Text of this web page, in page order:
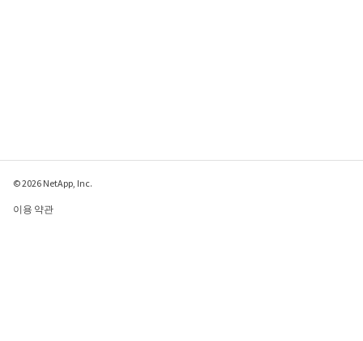
© 2026 NetApp, Inc.
이용 약관